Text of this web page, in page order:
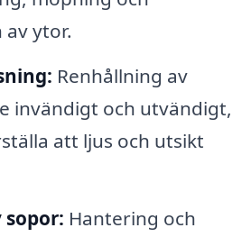
ytor.
Renhållning av
invändigt och utvändigt,
att ljus och utsikt
sopor: Hantering och